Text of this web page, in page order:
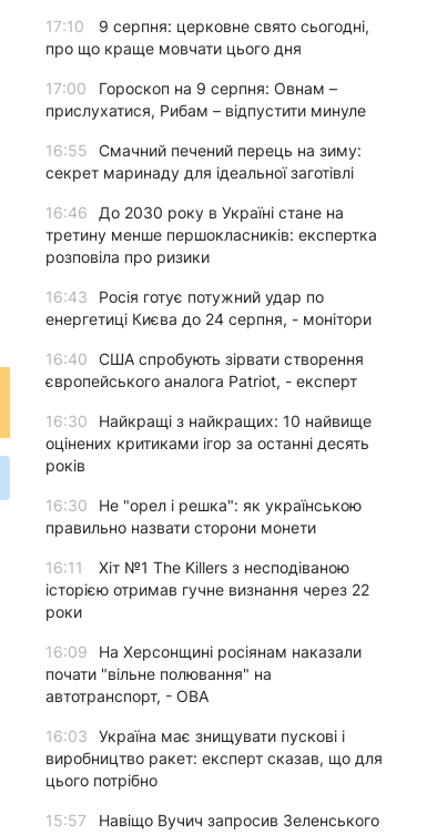
17:10
9 серпня: церковне свято сьогодні,
про що краще мовчати цього дня
17:00
Гороскоп на 9 серпня: Овнам –
прислухатися, Рибам – відпустити минуле
16:55
Смачний печений перець на зиму:
секрет маринаду для ідеальної заготівлі
16:46
До 2030 року в Україні стане на
третину менше першокласників: експертка
розповіла про ризики
16:43
Росія готує потужний удар по
енергетиці Києва до 24 серпня, - монітори
16:40
США спробують зірвати створення
європейського аналога Patriot, - експерт
16:30
Найкращі з найкращих: 10 найвище
оцінених критиками ігор за останні десять
років
16:30
Не "орел і решка": як українською
правильно назвати сторони монети
16:11
Хіт №1 The Killers з несподіваною
історією отримав гучне визнання через 22
роки
16:09
На Херсонщині росіянам наказали
почати "вільне полювання" на
автотранспорт, - ОВА
16:03
Україна має знищувати пускові і
виробництво ракет: експерт сказав, що для
цього потрібно
15:57
Навіщо Вучич запросив Зеленського